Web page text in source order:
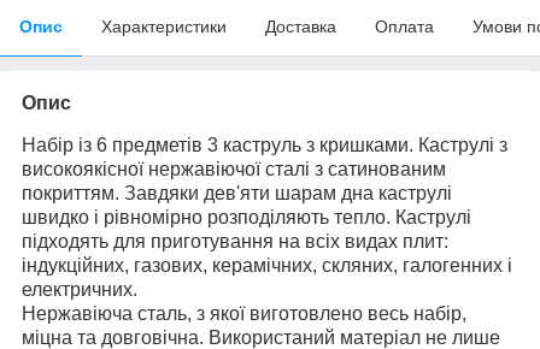
Опис Характеристики Доставка Оплата Умови
Опис
Набір із 6 предметів 3 каструль з кришками. Каструлі з
високоякісної нержавіючої сталі з сатинованим
покриттям. Завдяки дев'яти шарам дна каструлі
швидко і рівномірно розподіляють тепло. Каструлі
підходять для приготування на всіх видах плит:
індукційних, газових, керамічних, скляних, галогенних і
електричних.
Нержавіюча сталь, з якої виготовлено весь набір,
міцна та довговічна. Використаний матеріал не лише